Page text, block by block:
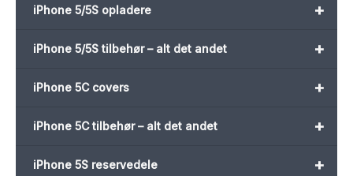
+
iPhone 5/5S opladere
+
iPhone 5/5S tilbehør – alt det andet
+
iPhone 5C covers
+
iPhone 5C tilbehør – alt det andet
+
iPhone 5S reservedele